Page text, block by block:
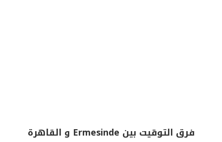
فرق التوقيت بين Ermesinde و القاهرة